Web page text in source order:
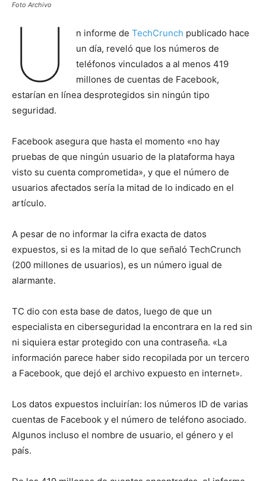
Foto Archivo
U n informe de TechCrunch publicado hace
un día, reveló que los números de
teléfonos vinculados a al menos 419
millones de cuentas de Facebook,
estarían en línea desprotegidos sin ningún tipo
seguridad.
Facebook asegura que hasta el momento «no hay
pruebas de que ningún usuario de la plataforma haya
visto su cuenta comprometida», y que el número de
usuarios afectados sería la mitad de lo indicado en el
artículo.
A pesar de no informar la cifra exacta de datos
expuestos, si es la mitad de lo que señaló TechCrunch
(200 millones de usuarios), es un número igual de
alarmante.
TC dio con esta base de datos, luego de que un
especialista en ciberseguridad la encontrara en la red sin
ni siquiera estar protegido con una contraseña. «La
información parece haber sido recopilada por un tercero
a Facebook, que dejó el archivo expuesto en internet».
Los datos expuestos incluirían: los números ID de varias
cuentas de Facebook y el número de teléfono asociado.
Algunos incluso el nombre de usuario, el género y el
país.